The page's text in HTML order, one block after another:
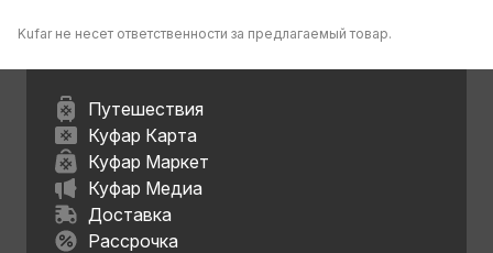
Kufar не несет ответственности за предлагаемый товар.
Путешествия
Куфар Карта
Куфар Маркет
Куфар Медиа
Доставка
Рассрочка